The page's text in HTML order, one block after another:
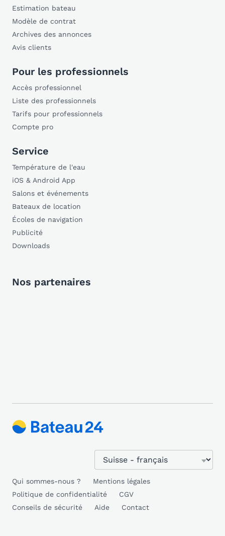
Estimation bateau
Modèle de contrat
Archives des annonces
Avis clients
Pour les professionnels
Accès professionnel
Liste des professionnels
Tarifs pour professionnels
Compte pro
Service
Température de l'eau
iOS & Android App
Salons et événements
Bateaux de location
Écoles de navigation
Publicité
Downloads
Nos partenaires
Qui sommes-nous ?
Mentions légales
Politique de confidentialité
CGV
Conseils de sécurité
Aide Contact